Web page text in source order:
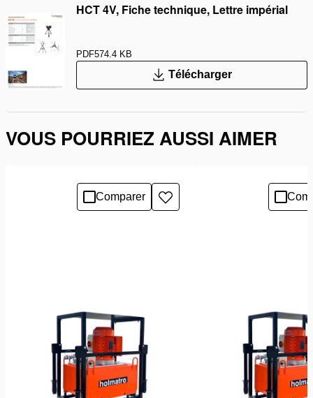
HCT 4V, Fiche technique, Lettre impérial
PDF574.4 KB
Télécharger
VOUS POURRIEZ AUSSI AIMER
Comparer
Ajouter
à